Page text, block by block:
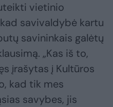
vietinio
savivaldybė kartu
savininkais galėtų
„Kas iš to,
įrašytas į Kultūros
kad tik mes
savybes, jis